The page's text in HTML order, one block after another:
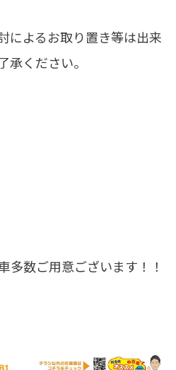
によるお取り置き等は出来
承ください。
多数ご用意ございます！！